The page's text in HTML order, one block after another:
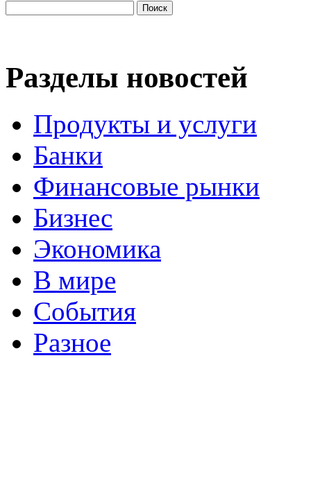
Разделы новостей
Продукты и услуги
Банки
Финансовые рынки
Бизнес
Экономика
В мире
События
Разное